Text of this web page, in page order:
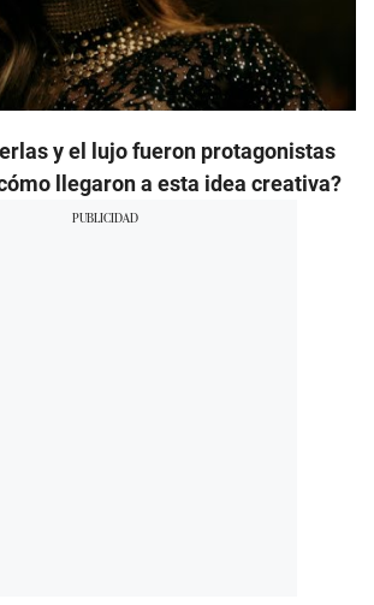
y el lujo fueron protagonistas
llegaron a esta idea creativa?